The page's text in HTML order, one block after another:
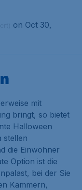
on Oct 30,
mit
bringt, so bietet
Halloween
stellen
die Einwohner
Option ist die
bei der Sie
Kammern,